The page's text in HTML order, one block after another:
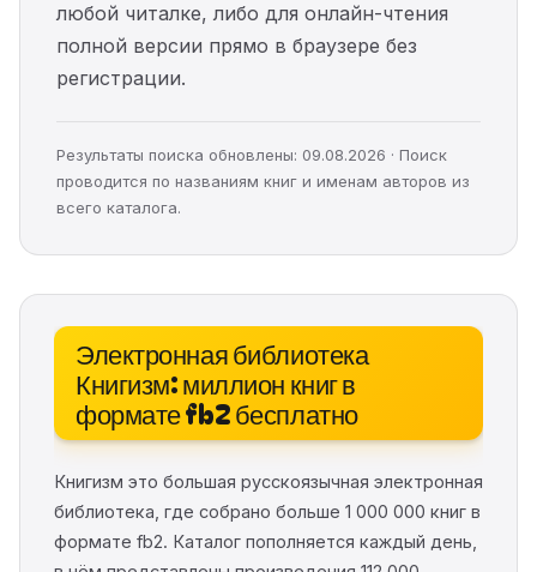
любой читалке, либо для онлайн-чтения
полной версии прямо в браузере без
регистрации.
Результаты поиска обновлены: 09.08.2026 · Поиск
проводится по названиям книг и именам авторов из
всего каталога.
Электронная библиотека
Книгизм: миллион книг в
формате fb2 бесплатно
Книгизм это большая русскоязычная электронная
библиотека, где собрано больше 1 000 000 книг в
формате fb2. Каталог пополняется каждый день,